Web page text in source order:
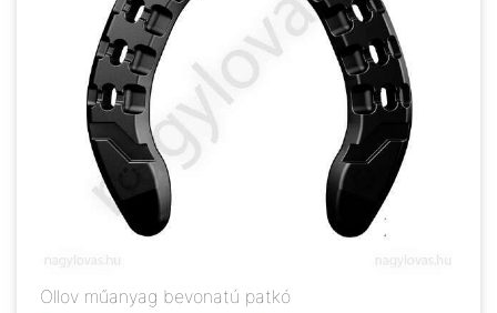
Ollov műanyag bevonatú patkó